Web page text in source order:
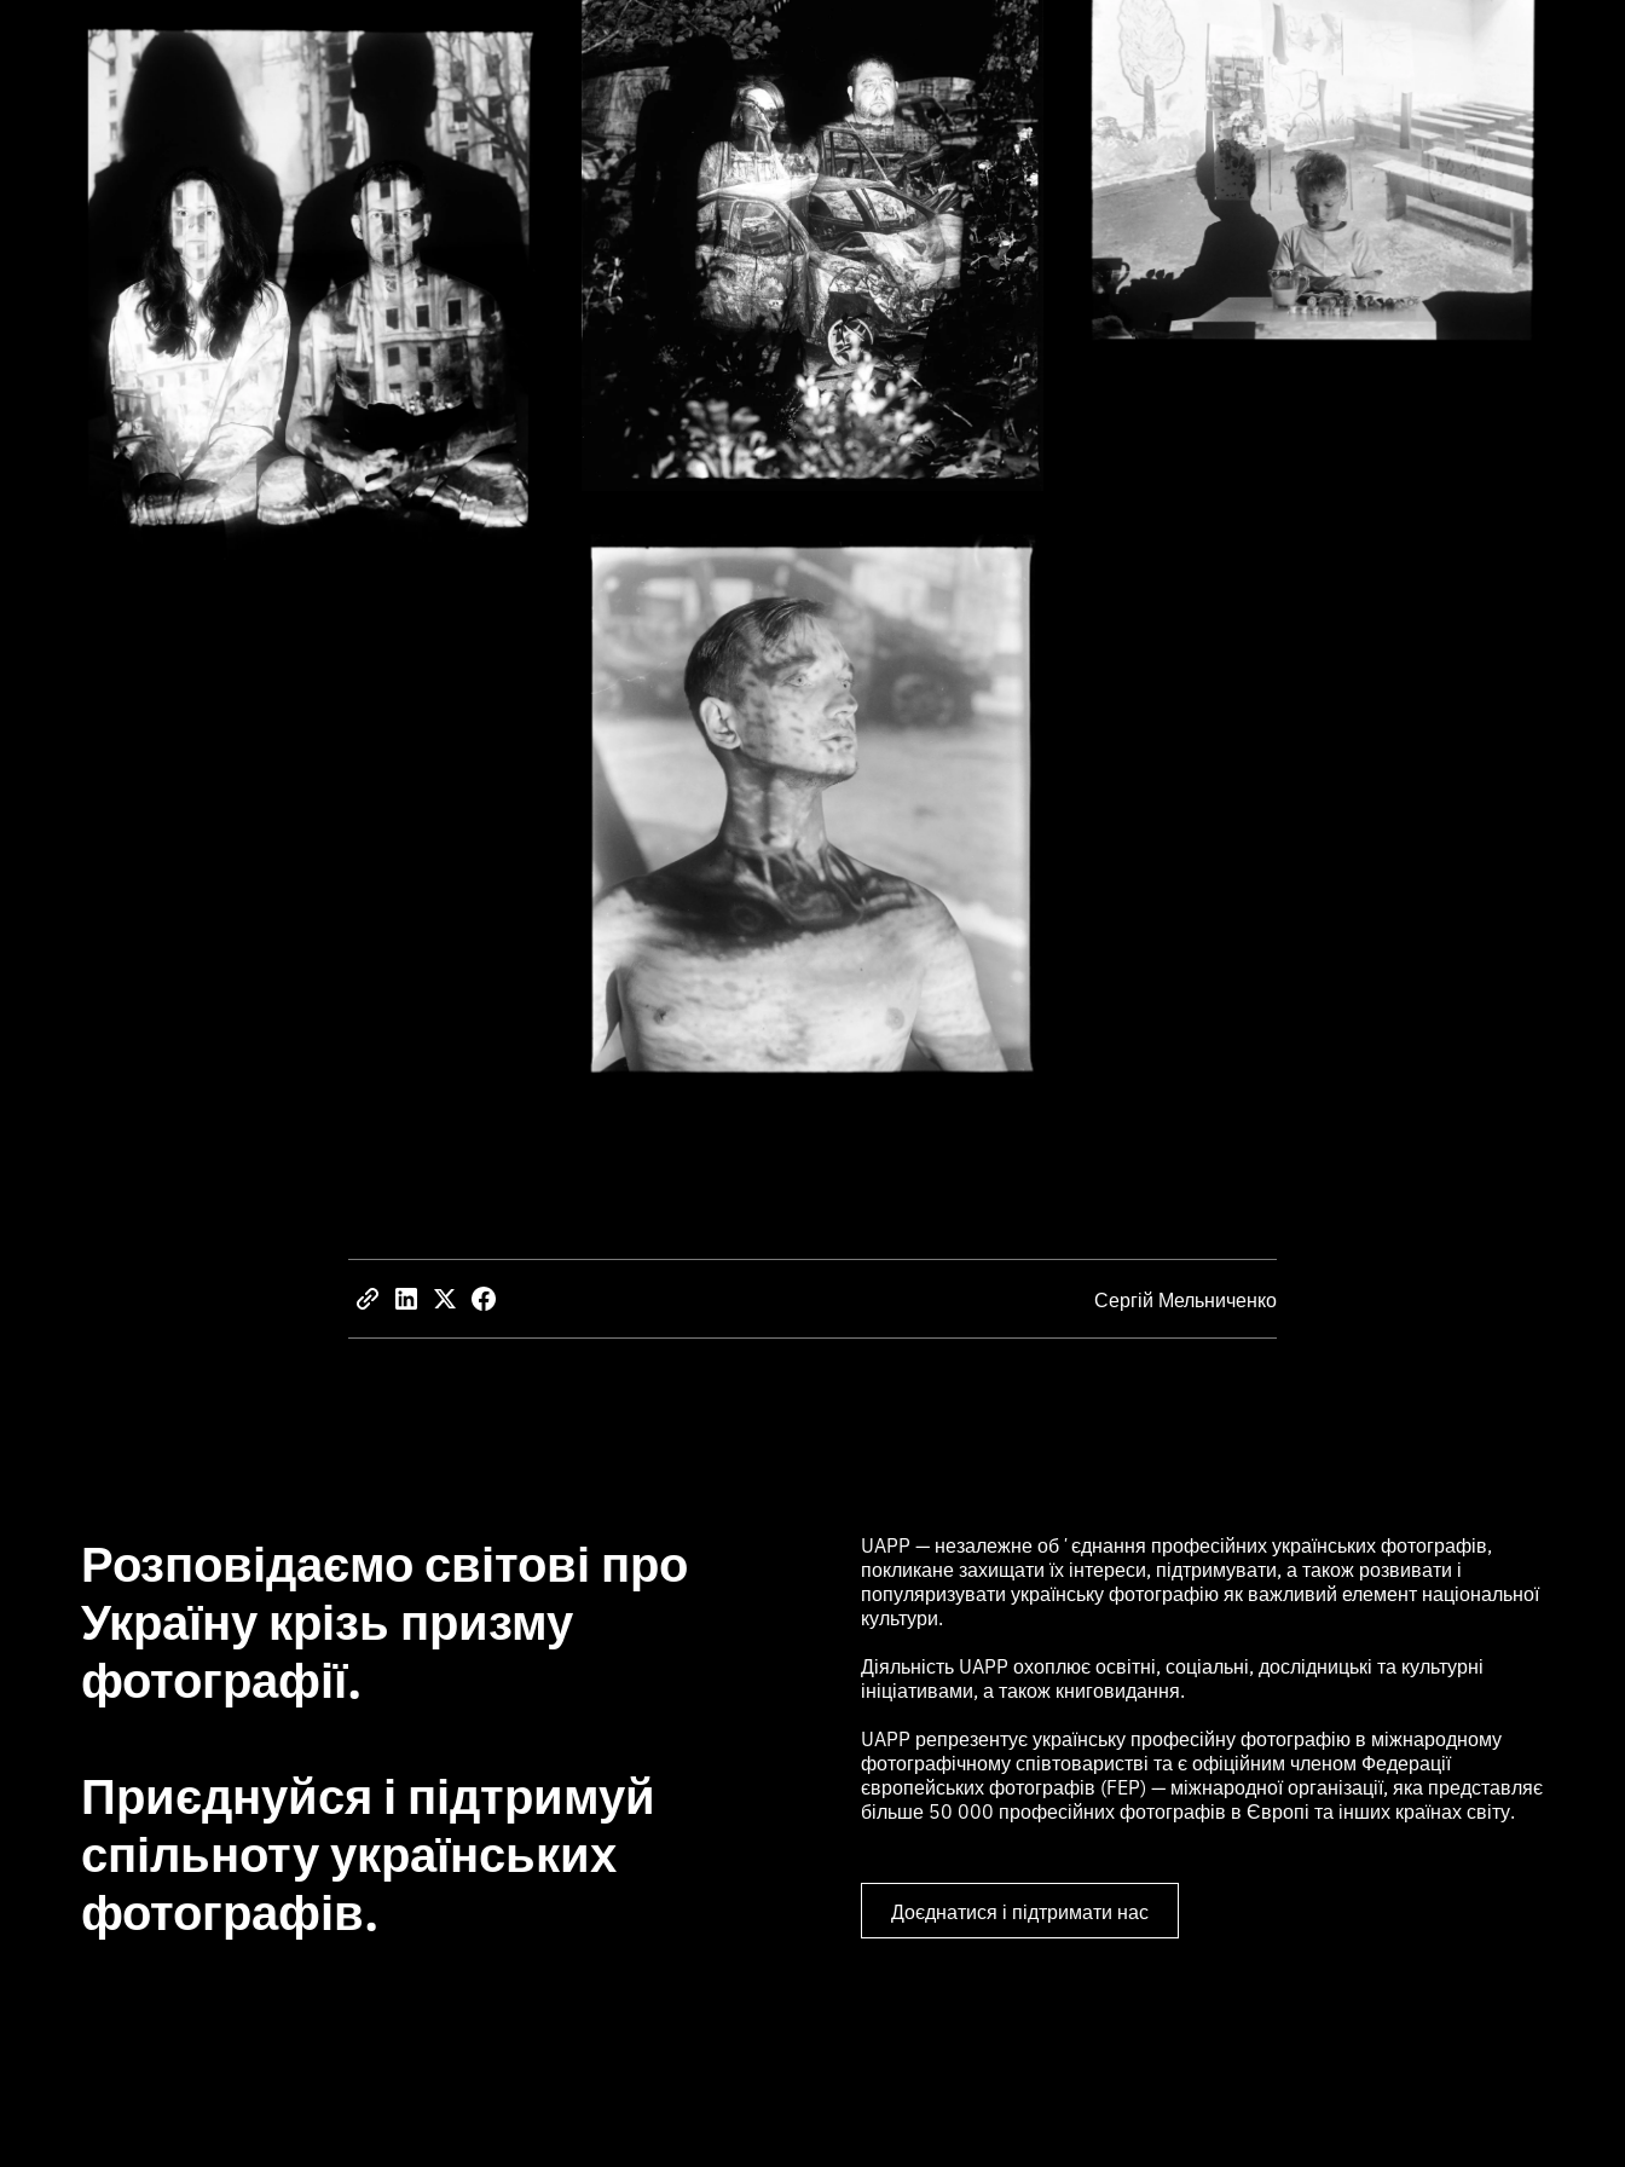
Сергій Мельниченко
Розповідаємо світові про
Україну крізь призму
фотографії.
Приєднуйся і підтримуй
спільноту українських
фотографів.
UAPP — незалежне обʼєднання професійних українських фотографів,
покликане захищати їх інтереси, підтримувати, а також розвивати і
популяризувати українську фотографію як важливий елемент національної
культури.
Діяльність UAPP охоплює освітні, соціальні, дослідницькі та культурні
ініціативами, а також книговидання.
UAPP репрезентує українську професійну фотографію в міжнародному
фотографічному співтоваристві та є офіційним членом Федерації
європейських фотографів (FEP) — міжнародної організації, яка представляє
більше 50 000 професійних фотографів в Європі та інших країнах світу.
Доєднатися і підтримати нас